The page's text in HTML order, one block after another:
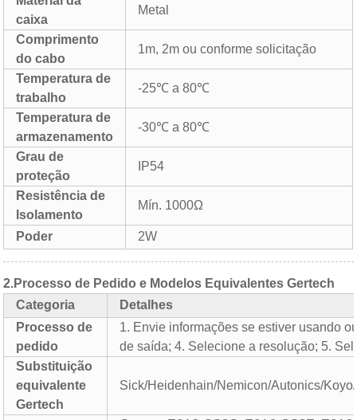
caixa
Metal
Comprimento
do cabo
1m, 2m ou conforme solicitação
Temperatura de
trabalho
-25℃ a 80℃
Temperatura de
armazenamento
-30℃ a 80℃
Grau de
proteção
IP54
Resistência de
Isolamento
Mín. 1000Ω
Poder 2W
2.Processo de Pedido e Modelos Equivalentes Gertech
Categoria
Detalhes
Processo de
pedido
1. Envie informações se estiver usando
de saída; 4. Selecione a resolução; 5.
Substituição
equivalente
Gertech
Sick/Heidenhain/Nemicon/Autonics/